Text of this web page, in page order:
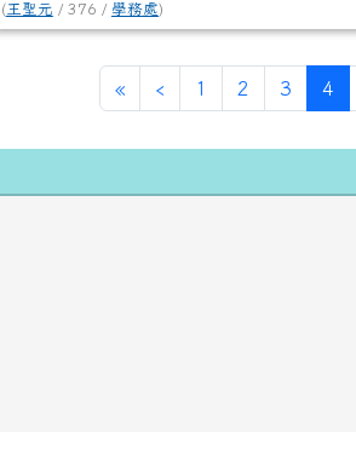
(王聖元 / 376 / 學務處)
«第一頁
‹ 上一頁
1 2 3 4 (